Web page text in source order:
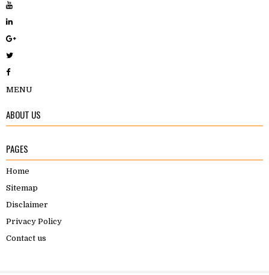
MENU
ABOUT US
PAGES
Home
Sitemap
Disclaimer
Privacy Policy
Contact us